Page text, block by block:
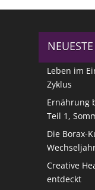
Leben im
Zyklus
Ernährung
Teil 1,
Die Borax-
Creative
entdeckt